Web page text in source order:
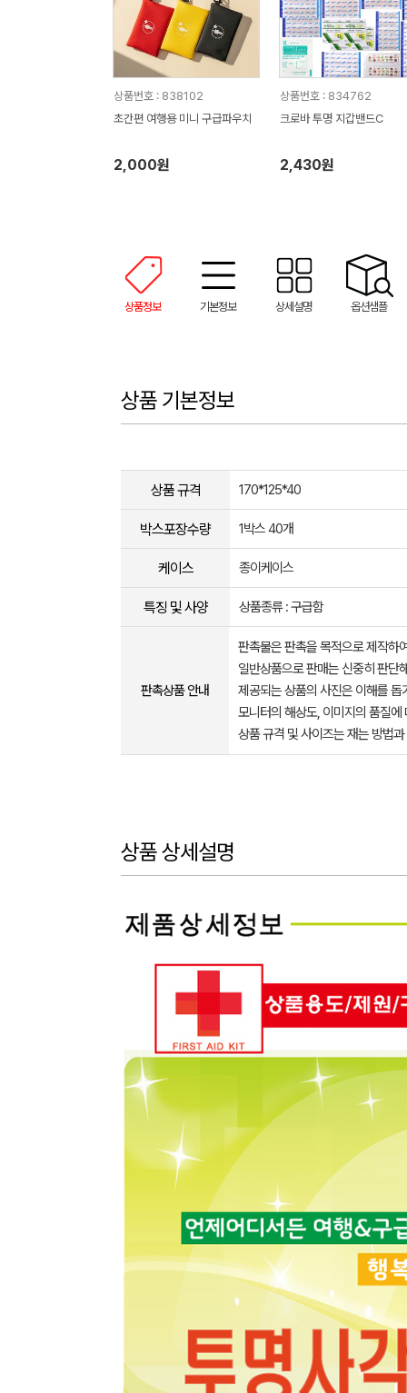
상품번호 : 838102
초간편 여행용 미니 구급파우치
2,000원
상품번호 : 834762
크로바 투명 지갑밴드C
2,430원
상품정보 기본정보 상세설명 옵션샘플
상품 기본정보
상품 규격 170*125*40
박스포장수량 1박스 40개
케이스 종이케이스
특징 및 사양 상품종류 : 구급함
판촉상품 안내
판촉물은 판촉을 목적으로 제작하
일반상품으로 판매는 신중히 판단
제공되는 상품의 사진은 이해를
모니터의 해상도, 이미지의 품질
상품 규격 및 사이즈는 재는 방법
상품 상세설명